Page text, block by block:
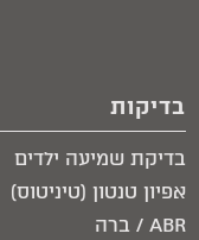
בדיקות
בדיקת שמיעה ילדים
אפיון טנטון (טיניטוס)
ABR / ברה